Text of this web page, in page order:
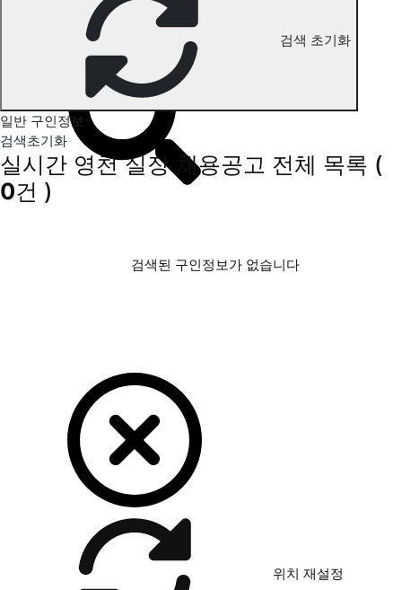
영천 실장 구인정보 검색 초기화
일반 구인정보
검색초기화
실시간 영천 실장 채용공고 전체 목록 (
0건 )
검색된 구인정보가 없습니다
위치 재설정